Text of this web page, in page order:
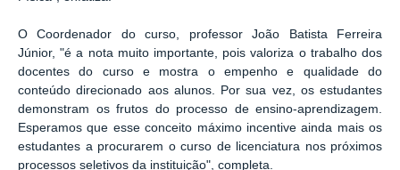
O Coordenador do curso, professor João Batista Ferreira
Júnior, "é a nota muito importante, pois valoriza o trabalho dos
docentes do curso e mostra o empenho e qualidade do
conteúdo direcionado aos alunos. Por sua vez, os estudantes
demonstram os frutos do processo de ensino-aprendizagem.
Esperamos que esse conceito máximo incentive ainda mais os
estudantes a procurarem o curso de licenciatura nos próximos
processos seletivos da instituição", completa.